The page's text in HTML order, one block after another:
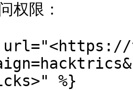
权限：
%}